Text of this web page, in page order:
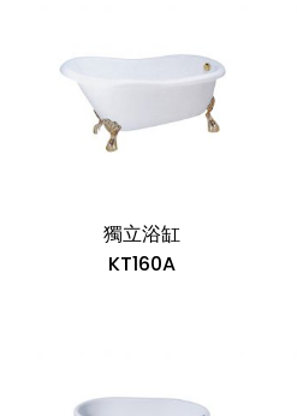
獨立浴缸
KT160A